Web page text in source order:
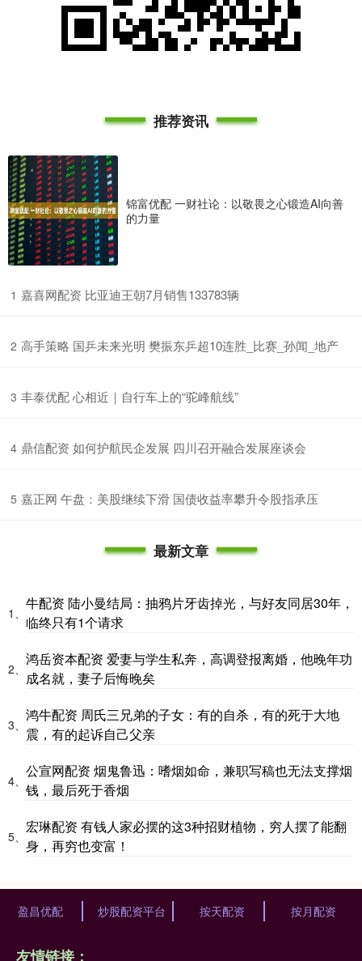
推荐资讯
锦富优配 一财社论：以敬畏之心锻造AI向善
的力量
1 ​嘉喜网配资 比亚迪王朝7月销售133783辆
2 ​高手策略 国乒未来光明 樊振东乒超10连胜_比赛_孙闻_地产
3 ​丰泰优配 心相近｜自行车上的“驼峰航线”
4 ​鼎信配资 如何护航民企发展 四川召开融合发展座谈会
5 ​嘉正网 午盘：美股继续下滑 国债收益率攀升令股指承压
最新文章
1、
牛配资 陆小曼结局：抽鸦片牙齿掉光，与好友同居30年，
临终只有1个请求
2、
鸿岳资本配资 爱妻与学生私奔，高调登报离婚，他晚年功
成名就，妻子后悔晚矣
3、
鸿牛配资 周氏三兄弟的子女：有的自杀，有的死于大地
震，有的起诉自己父亲
4、
公宣网配资 烟鬼鲁迅：嗜烟如命，兼职写稿也无法支撑烟
钱，最后死于香烟
5、
宏琳配资 有钱人家必摆的这3种招财植物，穷人摆了能翻
身，再穷也变富！
盈昌优配 炒股配资平台 按天配资 按月配资
友情链接：